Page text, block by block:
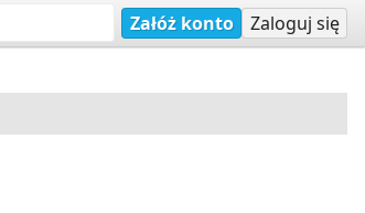
Załóż konto Zaloguj się